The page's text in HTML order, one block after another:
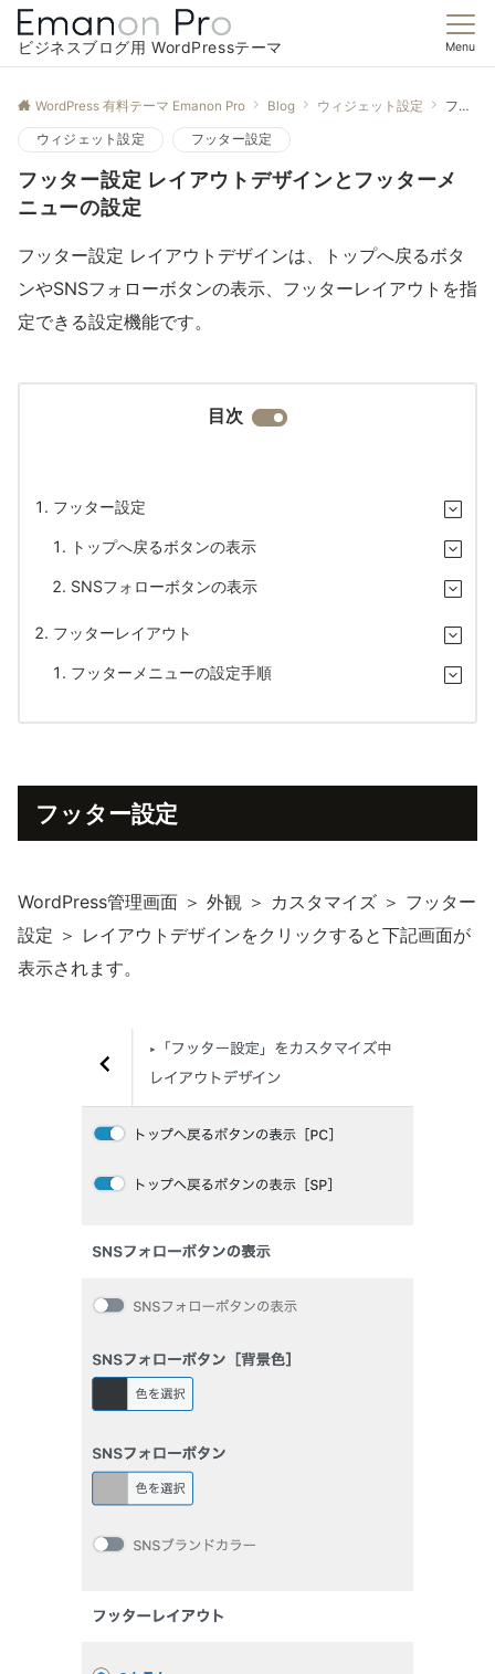
ビジネスブログ用 WordPressテーマ Menu
WordPress 有料テーマ Emanon Pro Blog ウィジェット設定 フッター設定 レイアウトデザインとフッターメニューの設定
ウィジェット設定 フッター設定
フッター設定 レイアウトデザインとフッターメ
ニューの設定
フッター設定 レイアウトデザインは、トップへ戻るボタ
ンやSNSフォローボタンの表示、フッターレイアウトを指
定できる設定機能です。
目次
フッター設定
トップへ戻るボタンの表示
SNSフォローボタンの表示
フッターレイアウト
フッターメニューの設定手順
フッター設定
WordPress管理画面 ＞ 外観 ＞ カスタマイズ ＞ フッター
設定 ＞ レイアウトデザインをクリックすると下記画面が
表示されます。